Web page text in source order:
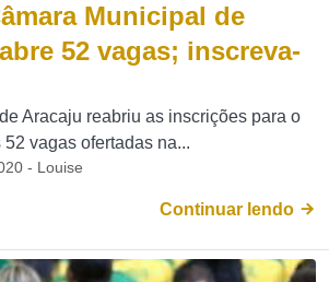
Municipal de
52 vagas; inscreva-
Aracaju reabriu as inscrições para o
vagas ofertadas na...
- Louise
Continuar lendo